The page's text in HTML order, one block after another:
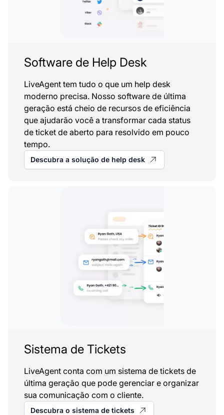
Software de Help Desk
LiveAgent tem tudo o que um help desk
moderno precisa. Nosso software de última
geração está cheio de recursos de eficiência
que ajudarão você a transformar cada status
de ticket de aberto para resolvido em pouco
tempo.
Descubra a solução de help desk
Sistema de Tickets
LiveAgent conta com um sistema de tickets de
última geração que pode gerenciar e organizar
sua comunicação com o cliente.
Descubra o sistema de tickets